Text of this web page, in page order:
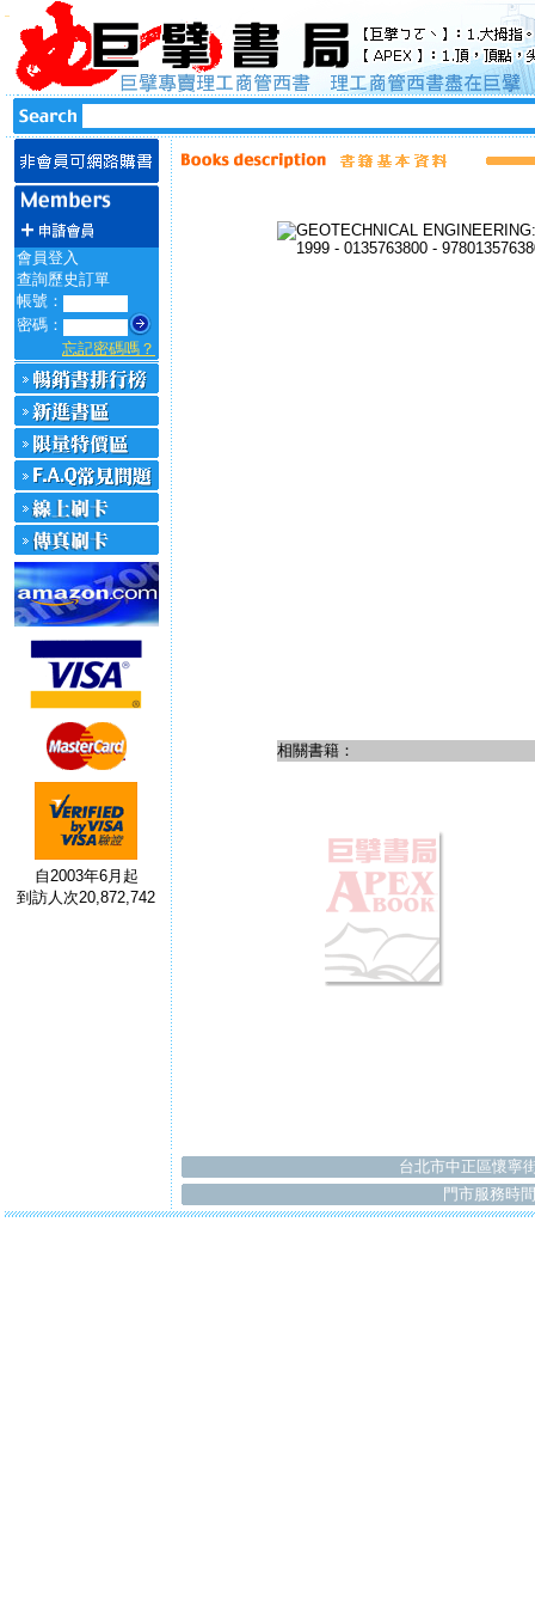
會員登入
查詢歷史訂單
帳號：
密碼：
忘記密碼嗎？
自2003年6月起
到訪人次20,872,742
相關書籍：
台北市中正區懷寧
門市服務時